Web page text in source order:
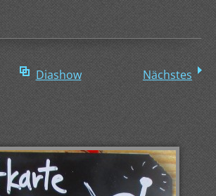
Diashow Nächstes